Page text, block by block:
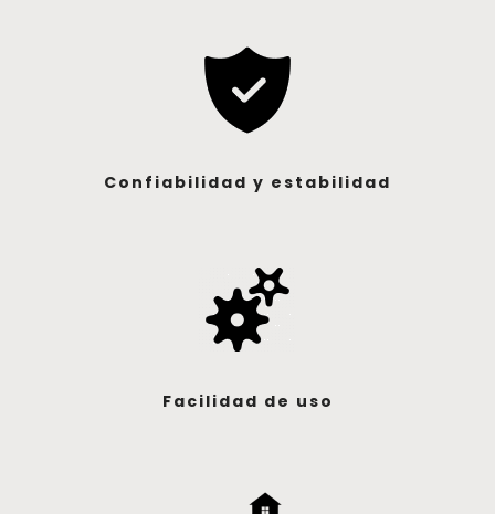
Confiabilidad y estabilidad
Facilidad de uso